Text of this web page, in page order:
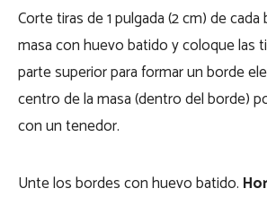
Corte tiras de 1 pulgada (2 cm) de
masa con huevo batido y coloque las
parte superior para formar un borde
centro de la masa (dentro del borde)
con un tenedor.
Unte los bordes con huevo batido.